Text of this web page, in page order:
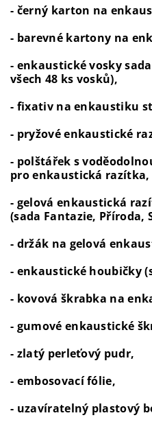
- černý karton na
- barevné kartony na
- enkaustické vosky
všech 48 ks vosků),
- fixativ na enkaustiku
- pryžové enkaustické
- polštářek s
pro enkaustická razítka,
- gelová enkaustická
(sada Fantazie, Příroda,
- držák na gelová
- enkaustické houbičky
- kovová škrabka na
- gumové enkaustické
- zlatý perleťový pudr,
- embosovací fólie,
- uzavíratelný plastový